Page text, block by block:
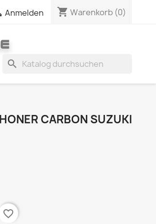
Anmelden shopping_cart Warenkorb (0)
search
CARBON SUZUKI
favorite_border